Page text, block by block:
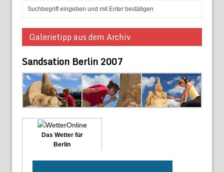
Galerietipp aus dem Archiv
Sandsation Berlin 2007
Das Wetter für
Berlin